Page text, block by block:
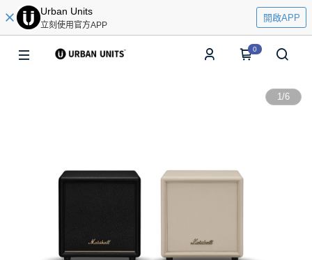
Urban Units
立刻使用官方APP
開啟APP
0
1/6